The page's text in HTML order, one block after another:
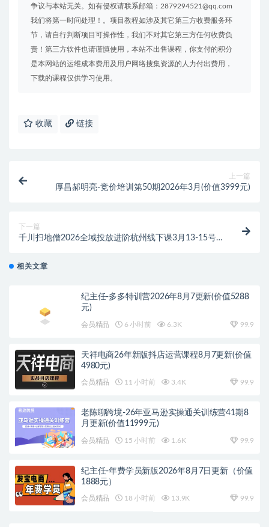
争议与本站无关。如有侵权请联系邮箱：2879294521@qq.com
我们将第一时间处理！。项目教程如涉及其它第三方收费服务环
节，请自行判断项目可操作性，我们不对其它第三方任何收费负
责！第三方软件也请谨慎使用，本站不出售课程，你支付的积分
是本网站的运维成本费用及用户网络搜集资源的人力付出费用，
下载的课程仅供学习使用。
收藏 链接
上一篇
厚昌郝明亮-竞价培训第50期2026年3月(价值3999元)
下一篇
千川扫地僧2026全域投放进阶杭州线下课3月13-15号
相关文章
纪主任-多多特训营2026年8月7更新(价值5288
元)
会员精品 6 小时前 6.3K 99.9
天祥电商26年新版抖店运营课程8月7更新(价值
4980元)
会员精品 11 小时前 3.4K 99.9
老陈聊跨境-26年亚马逊实操通关训练营41期8
月更新(价值11999元)
会员精品 15 小时前 1.6K 99.9
纪主任-年费学员新版2026年8月7日更新（价值
1888元）
会员精品 18 小时前 13.9K 99.9